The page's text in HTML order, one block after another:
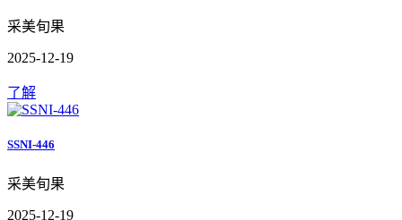
采美旬果
2025-12-19
了解
SSNI-446
采美旬果
2025-12-19